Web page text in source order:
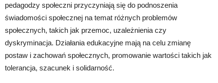
pedagodzy społeczni przyczyniają się do podnoszenia
świadomości społecznej na temat różnych problemów
społecznych, takich jak przemoc, uzależnienia czy
dyskryminacja. Działania edukacyjne mają na celu zmianę
postaw i zachowań społecznych, promowanie wartości takich jak
tolerancja, szacunek i solidarność.